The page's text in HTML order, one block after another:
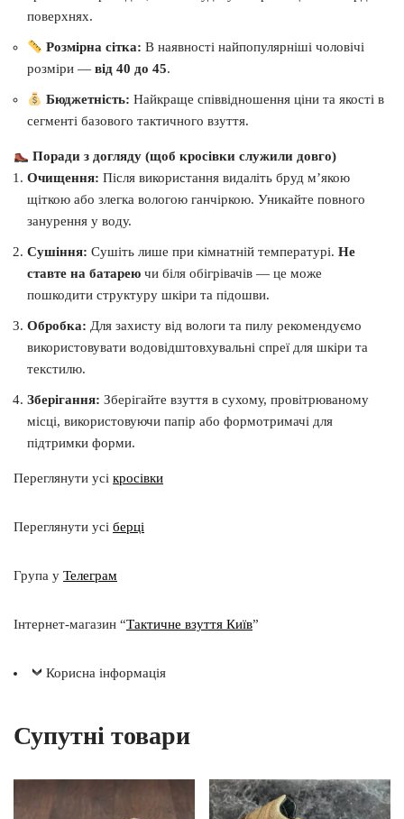
поверхнях.
Розмірна сітка: В наявності найпопулярніші чоловічі
розміри — від 40 до 45.
Бюджетність: Найкраще співвідношення ціни та якості в
сегменті базового тактичного взуття.
Поради з догляду (щоб кросівки служили довго)
Очищення: Після використання видаліть бруд м’якою
щіткою або злегка вологою ганчіркою. Уникайте повного
занурення у воду.
Сушіння: Сушіть лише при кімнатній температурі. Не
ставте на батарею чи біля обігрівачів — це може
пошкодити структуру шкіри та підошви.
Обробка: Для захисту від вологи та пилу рекомендуємо
використовувати водовідштовхувальні спреї для шкіри та
текстилю.
Зберігання: Зберігайте взуття в сухому, провітрюваному
місці, використовуючи папір або формотримачі для
підтримки форми.
Переглянути усі кросівки
Переглянути усі берці
Група у Телеграм
Інтернет-магазин “Тактичне взуття Київ”
Корисна інформація
Супутні товари